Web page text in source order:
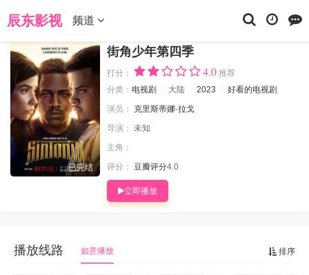
辰东影视 频道
当前位置： 辰东影视
已完结
街角少年第四季
打分： 4.0 推荐
分类： 电视剧 大陆 2023
好看的电视剧
演员：
克里斯蒂娜·拉戈
导演： 未知
主角：
评分： 豆瓣评分4.0
立即播放
排序
播放线路 如意播放